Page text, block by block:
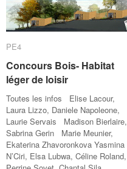
PE4
Concours Bois- Habitat
léger de loisir
Toutes les infos Elise Lacour,
Laura Lizzo, Daniele Napoleone,
Laurie Servais Madison Bierlaire,
Sabrina Gerin Marie Meunier,
Ekaterina Zhavoronkova Yasmina
N’Ciri, Elsa Lubwa, Céline Roland,
PE4
Concours Bois- Habitat
léger de loisir